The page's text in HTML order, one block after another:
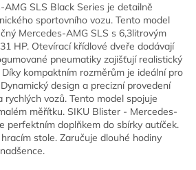
SLS Black Series je detailně
sportovního vozu. Tento model
Mercedes-AMG SLS s 6,3litrovým
HP. Otevírací křídlové dveře dodávají
pneumatiky zajišťují realistický
kompaktním rozměrům je ideální pro
design a precizní provedení
vozů. Tento model spojuje
měřítku. SIKU Blister - Mercedes-
perfektním doplňkem do sbírky autíček.
stole. Zaručuje dlouhé hodiny